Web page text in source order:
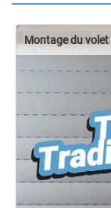
Montage du